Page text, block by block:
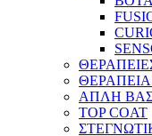
ΑΠΛΗ
TOP COAT